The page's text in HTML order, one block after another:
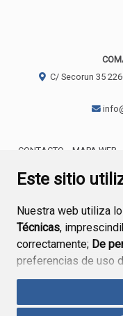
Este sitio
Nuestra web utiliza
Técnicas,
correctamente; De
preferencias de uso
funcionamiento de
Si acepta pulsando
C/ Secorun 35
CONTACTO MAPA WEB